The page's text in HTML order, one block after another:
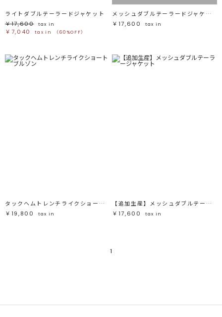
ライトダブルテーラードジャケット
￥17,600
tax in
￥7,040 tax in （60%OFF）
メッシュダブルテーラードジャケット
￥17,600
tax in
タックヘムトレンチライクショートブルゾン
￥19,800
tax in
【追加生産】メッシュダブルテーラージャケット
￥17,600
tax in
1